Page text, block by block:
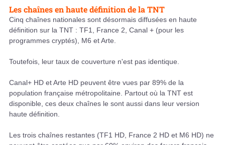
Les chaînes en haute définition de la TNT
Cinq chaînes nationales sont désormais diffusées en haute
définition sur la TNT : TF1, France 2, Canal + (pour les
programmes cryptés), M6 et Arte.
Toutefois, leur taux de couverture n'est pas identique.
Canal+ HD et Arte HD peuvent être vues par 89% de la
population française métropolitaine. Partout où la TNT est
disponible, ces deux chaînes le sont aussi dans leur version
haute définition.
Les trois chaînes restantes (TF1 HD, France 2 HD et M6 HD) ne